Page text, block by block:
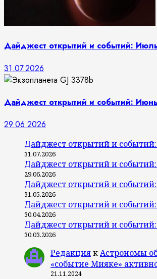
Дайджест открытий и событий:
31.07.2026
Дайджест открытий и событий:
29.06.2026
Дайджест открытий и
31.07.2026
Дайджест открытий и
29.06.2026
Дайджест открытий и
31.05.2026
Дайджест открытий и событий:
30.04.2026
Дайджест открытий и
30.03.2026
РедакциякАстрономы
«событие Мияке»
21.11.2024